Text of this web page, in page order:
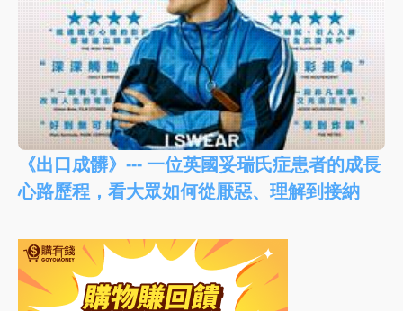
《出口成髒》--- 一位英國妥瑞氏症患者的成長
心路歷程，看大眾如何從厭惡、理解到接納